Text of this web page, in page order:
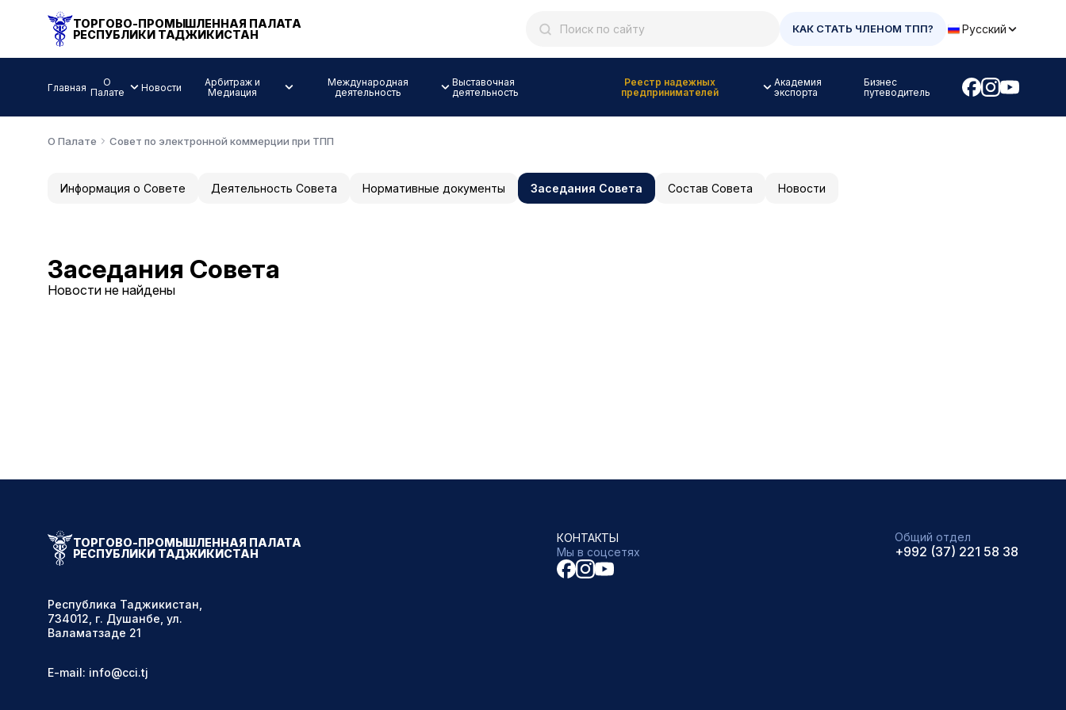
ТОРГОВО-ПРОМЫШЛЕННАЯ ПАЛАТА
РЕСПУБЛИКИ ТАДЖИКИСТАН
КАК СТАТЬ ЧЛЕНОМ ТПП? Русский
Главная
О
Палате
Новости
Арбитраж и
Медиация
Международная
деятельность
Выставочная
деятельность
Реестр надежных
предпринимателей
Академия
экспорта
Бизнес
путеводитель
О Палате Совет по электронной коммерции при ТПП
Информация о Совете Деятельность Совета Нормативные документы Заседания Совета Состав Совета Новости
Заседания Совета
Новости не найдены
ТОРГОВО-ПРОМЫШЛЕННАЯ ПАЛАТА
РЕСПУБЛИКИ ТАДЖИКИСТАН
Республика Таджикистан,
734012, г. Душанбе, ул.
Валаматзаде 21
E-mail: info@cci.tj
КОНТАКТЫ
Мы в соцсетях
Общий отдел
+992 (37) 221 58 38